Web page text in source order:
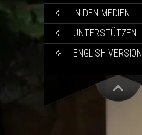
IN DEN MEDIEN
UNTERSTÜTZEN
ENGLISH VERSION